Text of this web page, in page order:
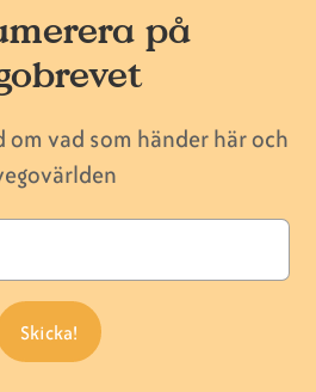
på
om vad som händer här och